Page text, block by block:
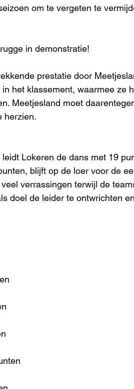
om te vergeten te
in demonstratie!
prestatie door
het klassement, waarmee ze
Meetjesland moet
herzien.
Lokeren de dans met 19
blijft op de loer voor de
verrassingen terwijl de
doel de leider te ontwrichten